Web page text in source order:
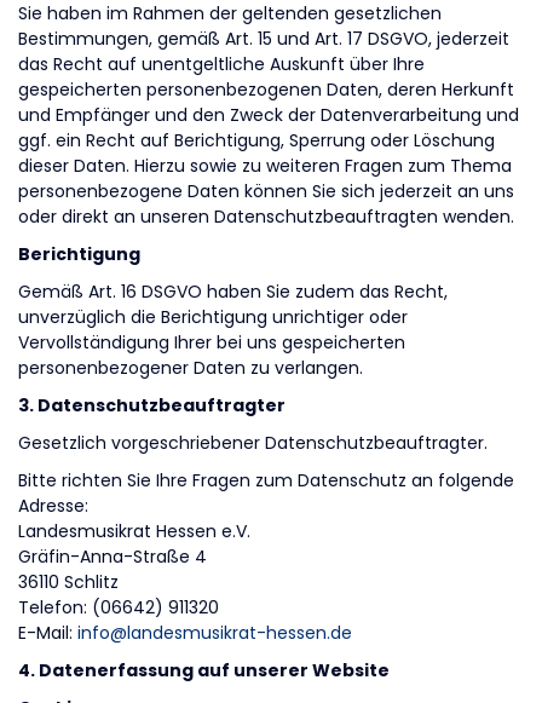
Sie haben im Rahmen der geltenden gesetzlichen
Bestimmungen, gemäß Art. 15 und Art. 17 DSGVO, jederzeit
das Recht auf unentgeltliche Auskunft über Ihre
gespeicherten personenbezogenen Daten, deren Herkunft
und Empfänger und den Zweck der Datenverarbeitung und
ggf. ein Recht auf Berichtigung, Sperrung oder Löschung
dieser Daten. Hierzu sowie zu weiteren Fragen zum Thema
personenbezogene Daten können Sie sich jederzeit an uns
oder direkt an unseren Datenschutzbeauftragten wenden.
Berichtigung
Gemäß Art. 16 DSGVO haben Sie zudem das Recht,
unverzüglich die Berichtigung unrichtiger oder
Vervollständigung Ihrer bei uns gespeicherten
personenbezogener Daten zu verlangen.
3. Datenschutzbeauftragter
Gesetzlich vorgeschriebener Datenschutzbeauftragter.
Bitte richten Sie Ihre Fragen zum Datenschutz an folgende
Adresse:
Landesmusikrat Hessen e.V.
Gräfin-Anna-Straße 4
36110 Schlitz
Telefon: (06642) 911320
E-Mail: info@landesmusikrat-hessen.de
4. Datenerfassung auf unserer Website